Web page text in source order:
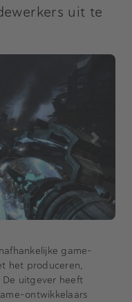
uit te
game-
het produceren,
De uitgever heeft
ontwikkelaars